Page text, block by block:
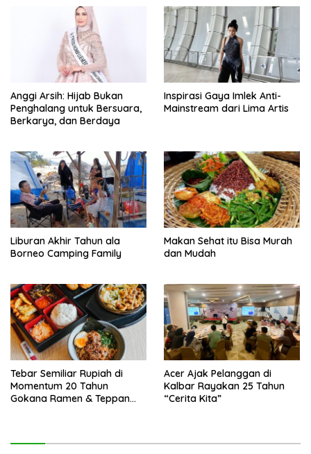
Anggi Arsih: Hijab Bukan
Penghalang untuk Bersuara,
Berkarya, dan Berdaya
Inspirasi Gaya Imlek Anti-
Mainstream dari Lima Artis
Liburan Akhir Tahun ala
Borneo Camping Family
Makan Sehat itu Bisa Murah
dan Mudah
Tebar Semiliar Rupiah di
Momentum 20 Tahun
Gokana Ramen & Teppan
Acer Ajak Pelanggan di
Kalbar Rayakan 25 Tahun
“Cerita Kita”